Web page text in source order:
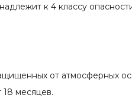
к 4 классу
от атмосферных
18 месяцев.